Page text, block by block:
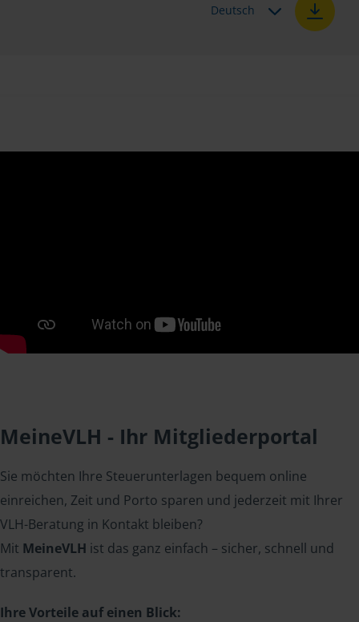
Deutsch
MeineVLH - Ihr Mitgliederportal
Sie möchten Ihre Steuerunterlagen bequem online
einreichen, Zeit und Porto sparen und jederzeit mit Ihrer
VLH-Beratung in Kontakt bleiben?
Mit MeineVLH ist das ganz einfach – sicher, schnell und
transparent.
Ihre Vorteile auf einen Blick: